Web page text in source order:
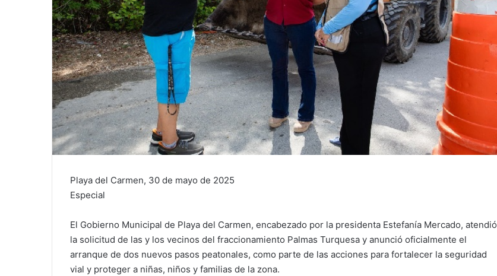
Playa del Carmen, 30 de mayo de 2025
Especial
El Gobierno Municipal de Playa del Carmen, encabezado por la presidenta Estefanía Mercado, atendió
la solicitud de las y los vecinos del fraccionamiento Palmas Turquesa y anunció oficialmente el
arranque de dos nuevos pasos peatonales, como parte de las acciones para fortalecer la seguridad
vial y proteger a niñas, niños y familias de la zona.